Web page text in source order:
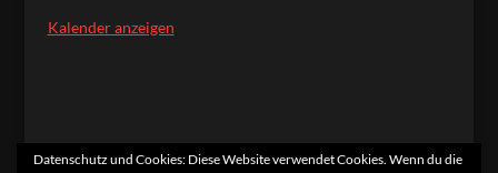
Kalender anzeigen
Datenschutz und Cookies: Diese Website verwendet Cookies. Wenn du die